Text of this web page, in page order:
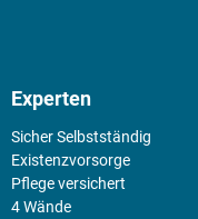
Experten
Sicher Selbstständig
Existenz­vorsorge
Pflege versichert
4 Wände